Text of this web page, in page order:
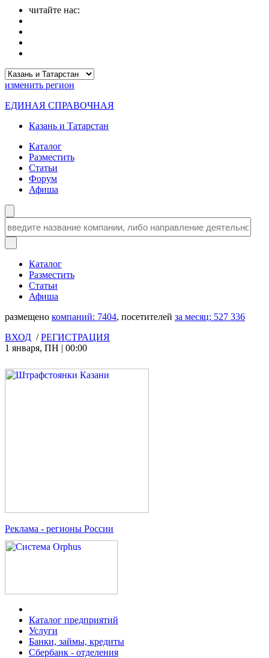
читайте нас:
изменить регион
ЕДИНАЯ СПРАВОЧНАЯ
Казань и Татарстан
Каталог
Разместить
Статьи
Форум
Афиша
Каталог
Разместить
Статьи
Афиша
размещено компаний: 7404, посетителей за месяц: 527 336
ВХОД /РЕГИСТРАЦИЯ
1 января, ПН | 00:00
Реклама - регионы России
Каталог предприятий
Услуги
Банки, займы, кредиты
Сбербанк - отделения